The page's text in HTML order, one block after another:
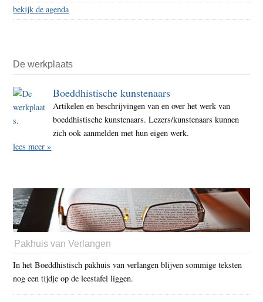
bekijk de agenda
De werkplaats
Boeddhistische kunstenaars
Artikelen en beschrijvingen van en over het werk van
boeddhistische kunstenaars. Lezers/kunstenaars kunnen
zich ook aanmelden met hun eigen werk.
lees meer »
Pakhuis van Verlangen
In het Boeddhistisch pakhuis van verlangen blijven sommige teksten
nog een tijdje op de leestafel liggen.